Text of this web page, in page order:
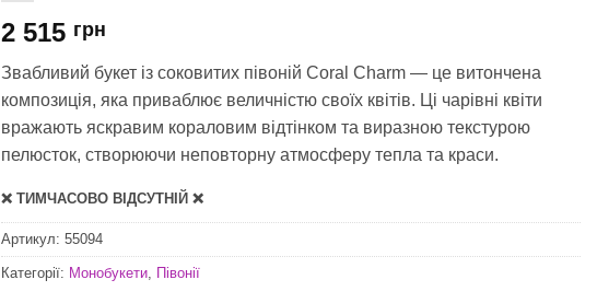
2 515 грн
Звабливий букет із соковитих півоній Coral Charm — це витончена
композиція, яка приваблює величністю своїх квітів. Ці чарівні квіти
вражають яскравим кораловим відтінком та виразною текстурою
пелюсток, створюючи неповторну атмосферу тепла та краси.
❌ ТИМЧАСОВО ВІДСУТНІЙ ❌
Артикул: 55094
Категорії: Монобукети, Півонії